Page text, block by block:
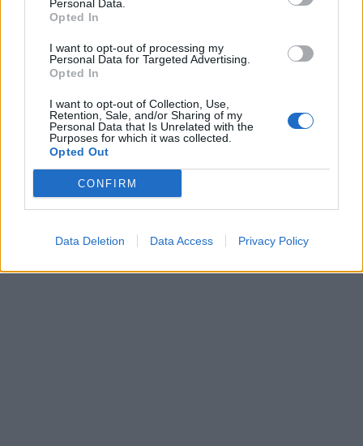
Personal Data.
Opted In
I want to opt-out of processing my
Personal Data for Targeted Advertising.
Opted In
I want to opt-out of Collection, Use,
Retention, Sale, and/or Sharing of my
Personal Data that Is Unrelated with the
Purposes for which it was collected.
Opted Out
CONFIRM
Data Deletion Data Access Privacy Policy
In evidenza